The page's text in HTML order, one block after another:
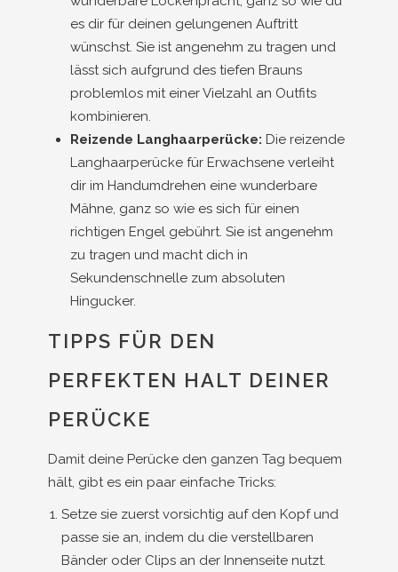
es dir für deinen gelungenen Auftritt
wünschst. Sie ist angenehm zu tragen und
lässt sich aufgrund des tiefen Brauns
problemlos mit einer Vielzahl an Outfits
kombinieren.
Reizende Langhaarperücke: Die reizende
Langhaarperücke für Erwachsene verleiht
dir im Handumdrehen eine wunderbare
Mähne, ganz so wie es sich für einen
richtigen Engel gebührt. Sie ist angenehm
zu tragen und macht dich in
Sekundenschnelle zum absoluten
Hingucker.
TIPPS FÜR DEN
PERFEKTEN HALT DEINER
PERÜCKE
Damit deine Perücke den ganzen Tag bequem
hält, gibt es ein paar einfache Tricks:
Setze sie zuerst vorsichtig auf den Kopf und
passe sie an, indem du die verstellbaren
Bänder oder Clips an der Innenseite nutzt.